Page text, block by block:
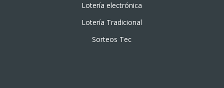
Lotería electrónica
Lotería Tradicional
Sorteos Tec